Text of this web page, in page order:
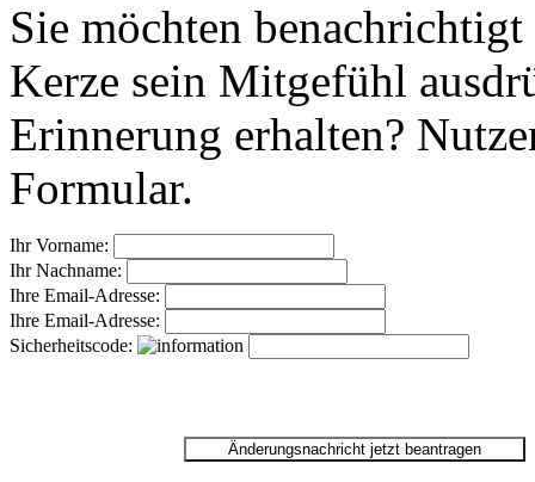
Sie möchten
Kerze sein Mitgefühl
Erinnerung erhalten?
Formular.
Ihr Vorname:
Ihr Nachname:
Ihre Email-Adresse:
Ihre Email-Adresse:
Sicherheitscode: